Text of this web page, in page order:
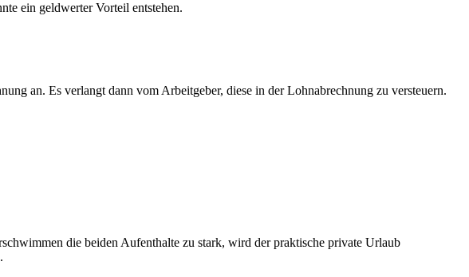
ein geldwerter Vorteil entstehen.
an. Es verlangt dann vom Arbeitgeber, diese in der Lohnabrechnung zu versteuern.
die beiden Aufenthalte zu stark, wird der praktische private Urlaub